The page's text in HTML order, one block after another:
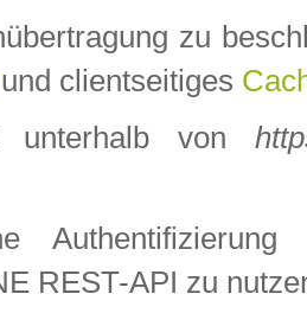
zu
und clientseitiges
von
REST-API zu